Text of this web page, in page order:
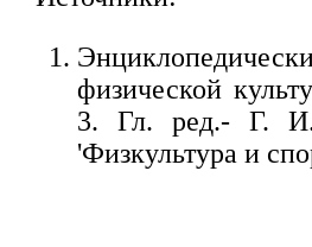
физической
3. Гл. ред.- Г.
'Физкультура и